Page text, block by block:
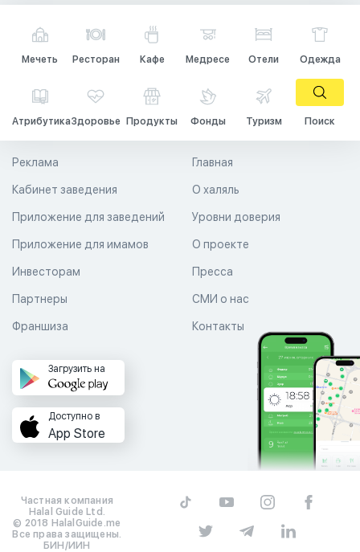
Мечеть Ресторан Кафе Медресе Отели Одежда
АтрибутикаЗдоровье Продукты Фонды Туризм Поиск
Главная
О халяль
Уровни доверия
Реклама
Кабинет заведения
Приложение для заведений
Приложение для имамов О проекте
Пресса
СМИ о нас
Контакты
Инвесторам
Партнеры
Франшиза
Загрузить на
Доступно в
App Store
Частная компания
Halal Guide Ltd.
© 2018 HalalGuide.me
Все права защищены.
БИН/ИИН